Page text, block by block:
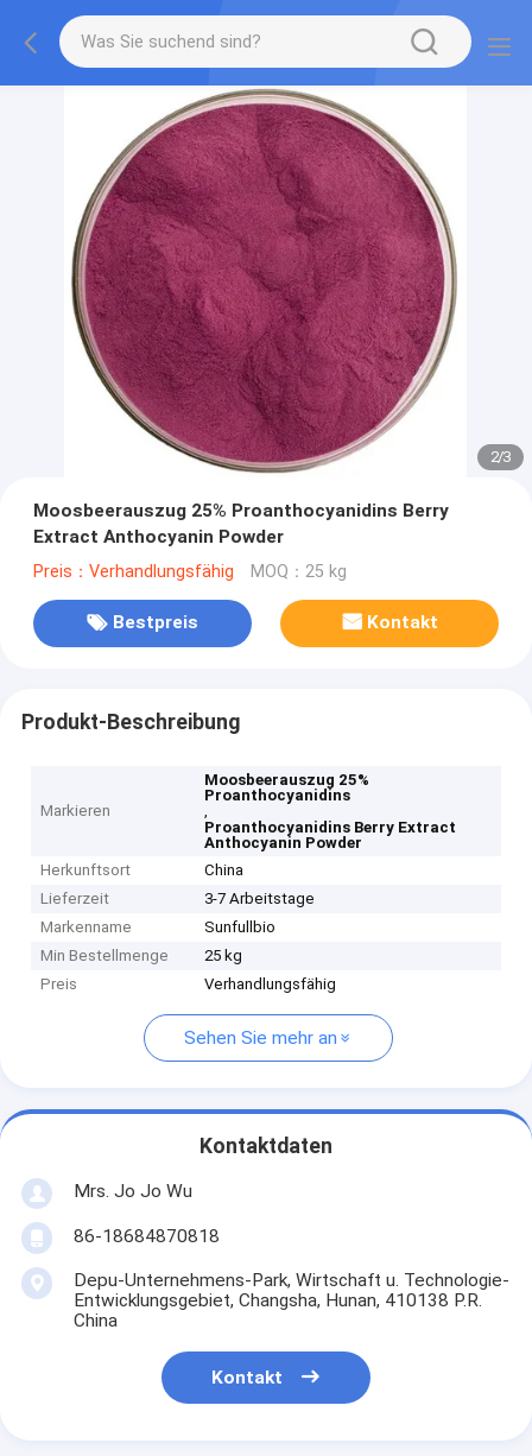
2/3
Moosbeerauszug 25% Proanthocyanidins Berry
Extract Anthocyanin Powder
Preis：Verhandlungsfähig MOQ：25 kg
Bestpreis Kontakt
Produkt-Beschreibung
Markieren
Moosbeerauszug 25%
Proanthocyanidins
,
Proanthocyanidins Berry Extract
Anthocyanin Powder
Herkunftsort
China
Lieferzeit
3-7 Arbeitstage
Markenname
Sunfullbio
Min Bestellmenge
25 kg
Preis
Verhandlungsfähig
Sehen Sie mehr an
Kontaktdaten
Mrs. Jo Jo Wu
86-18684870818
Depu-Unternehmens-Park, Wirtschaft u. Technologie-
Entwicklungsgebiet, Changsha, Hunan, 410138 P.R.
China
Kontakt